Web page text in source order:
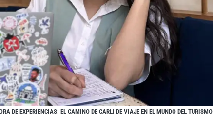
DE EXPERIENCIAS: EL CAMINO DE CARLI DE VIAJE EN EL MUNDO DEL TURISMO